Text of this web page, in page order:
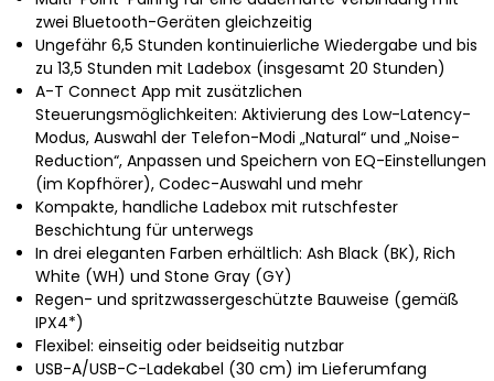
zwei Bluetooth-Geräten gleichzeitig
Ungefähr 6,5 Stunden kontinuierliche Wiedergabe und bis
zu 13,5 Stunden mit Ladebox (insgesamt 20 Stunden)
A-T Connect App mit zusätzlichen
Steuerungsmöglichkeiten: Aktivierung des Low-Latency-
Modus, Auswahl der Telefon-Modi „Natural“ und „Noise-
Reduction“, Anpassen und Speichern von EQ-Einstellungen
(im Kopfhörer), Codec-Auswahl und mehr
Kompakte, handliche Ladebox mit rutschfester
Beschichtung für unterwegs
In drei eleganten Farben erhältlich: Ash Black (BK), Rich
White (WH) und Stone Gray (GY)
Regen- und spritzwassergeschützte Bauweise (gemäß
IPX4*)
Flexibel: einseitig oder beidseitig nutzbar
USB-A/USB-C-Ladekabel (30 cm) im Lieferumfang